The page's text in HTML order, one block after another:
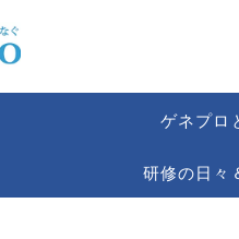
ゲネプロ
研修の日々